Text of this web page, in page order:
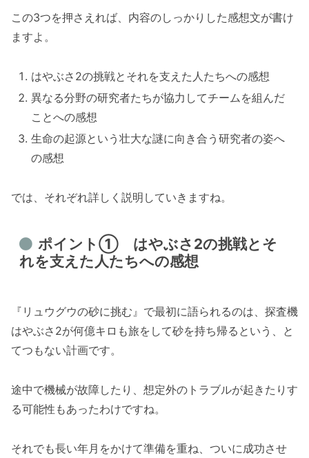
この3つを押さえれば、内容のしっかりした感想文が書け
ますよ。
はやぶさ2の挑戦とそれを支えた人たちへの感想
異なる分野の研究者たちが協力してチームを組んだ
ことへの感想
生命の起源という壮大な謎に向き合う研究者の姿へ
の感想
では、それぞれ詳しく説明していきますね。
ポイント① はやぶさ2の挑戦とそ
れを支えた人たちへの感想
『リュウグウの砂に挑む』で最初に語られるのは、探査機
はやぶさ2が何億キロも旅をして砂を持ち帰るという、と
てつもない計画です。
途中で機械が故障したり、想定外のトラブルが起きたりす
る可能性もあったわけですね。
それでも長い年月をかけて準備を重ね、ついに成功させ